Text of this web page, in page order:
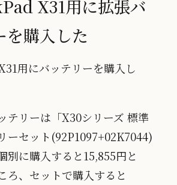
X31用に拡張バ
を購入した
用にバッテリーを購入し
テリーは「X30シリーズ 標準
ーセット(92P1097+02K7044)
別に購入すると15,855円と
ろ、セットで購入すると